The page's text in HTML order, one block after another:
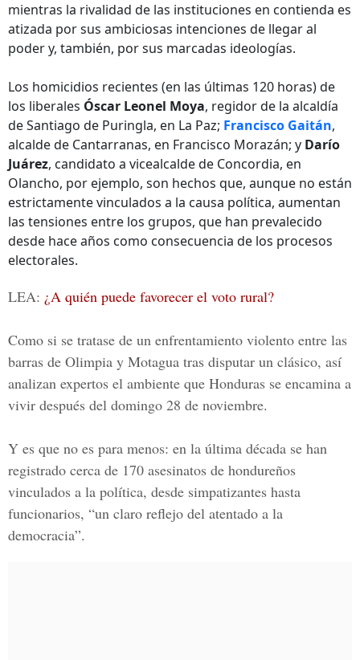
mientras la rivalidad de las instituciones en contienda es
atizada por sus ambiciosas intenciones de llegar al
poder y, también, por sus marcadas ideologías.
Los homicidios recientes (en las últimas 120 horas) de
los liberales Óscar Leonel Moya, regidor de la alcaldía
de Santiago de Puringla, en La Paz; Francisco Gaitán,
alcalde de Cantarranas, en Francisco Morazán; y Darío
Juárez, candidato a vicealcalde de Concordia, en
Olancho, por ejemplo, son hechos que, aunque no están
estrictamente vinculados a la causa política, aumentan
las tensiones entre los grupos, que han prevalecido
desde hace años como consecuencia de los procesos
electorales.
LEA: ¿A quién puede favorecer el voto rural?
Como si se tratase de un enfrentamiento violento entre las
barras de Olimpia y Motagua tras disputar un clásico, así
analizan expertos el ambiente que Honduras se encamina a
vivir después del domingo 28 de noviembre.
Y es que no es para menos: en la última década se han
registrado cerca de 170 asesinatos de hondureños
vinculados a la política, desde simpatizantes hasta
funcionarios, “un claro reflejo del atentado a la
democracia”.